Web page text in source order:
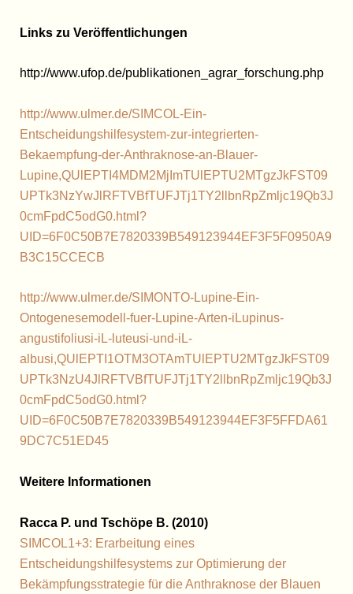
Links zu Veröffentlichungen
http://www.ufop.de/publikationen_agrar_forschung.php
http://www.ulmer.de/SIMCOL-Ein-
Entscheidungshilfesystem-zur-integrierten-
Bekaempfung-der-Anthraknose-an-Blauer-
Lupine,QUlEPTI4MDM2MjImTUlEPTU2MTgzJkFST09
UPTk3NzYwJlRFTVBfTUFJTj1TY2llbnRpZmljc19Qb3J
0cmFpdC5odG0.html?
UID=6F0C50B7E7820339B549123944EF3F5F0950A9
B3C15CCECB
http://www.ulmer.de/SIMONTO-Lupine-Ein-
Ontogenesemodell-fuer-Lupine-Arten-iLupinus-
angustifoliusi-iL-luteusi-und-iL-
albusi,QUlEPTI1OTM3OTAmTUlEPTU2MTgzJkFST09
UPTk3NzU4JlRFTVBfTUFJTj1TY2llbnRpZmljc19Qb3J
0cmFpdC5odG0.html?
UID=6F0C50B7E7820339B549123944EF3F5FFDA61
9DC7C51ED45
Weitere Informationen
Racca P. und Tschöpe B. (2010)
SIMCOL1+3: Erarbeitung eines
Entscheidungshilfesystems zur Optimierung der
Bekämpfungsstrategie für die Anthraknose der Blauen